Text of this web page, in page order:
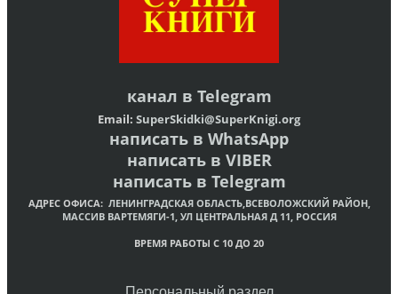
канал в Telegram
Email: SuperSkidki@SuperKnigi.org
написать в WhatsApp
написать в VIBER
написать в Telegram
АДРЕС ОФИСА: ЛЕНИНГРАДСКАЯ ОБЛАСТЬ,ВСЕВОЛОЖСКИЙ РАЙОН,
МАССИВ ВАРТЕМЯГИ-1, УЛ ЦЕНТРАЛЬНАЯ Д 11, РОССИЯ
ВРЕМЯ РАБОТЫ С 10 ДО 20